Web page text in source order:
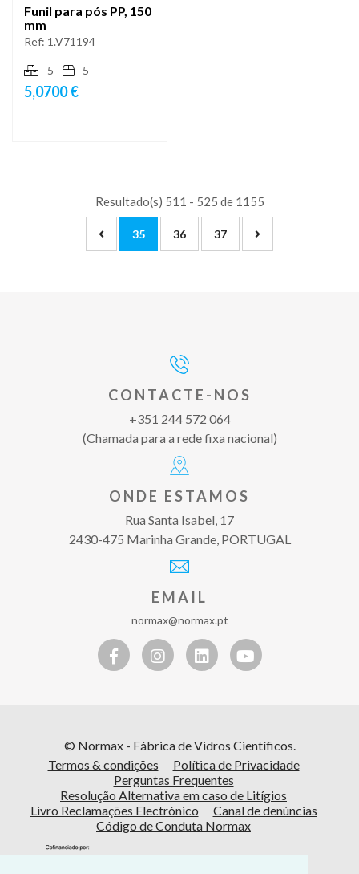
Funil para pós PP, 150
mm
Ref: 1.V71194
5 5
5,0700 €
Resultado(s) 511 - 525 de 1155
35 36 37
CONTACTE-NOS
+351 244 572 064
(Chamada para a rede fixa nacional)
ONDE ESTAMOS
Rua Santa Isabel, 17
2430-475 Marinha Grande, PORTUGAL
EMAIL
normax@normax.pt
© Normax - Fábrica de Vidros Científicos.
Termos & condições
Política de Privacidade
Perguntas Frequentes
Resolução Alternativa em caso de Litígios
Livro Reclamações Electrónico
Canal de denúncias
Código de Conduta Normax